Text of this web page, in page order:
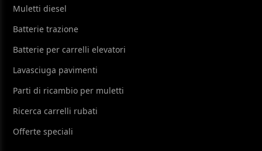
Muletti diesel
Batterie trazione
Batterie per carrelli elevatori
Lavasciuga pavimenti
Parti di ricambio per muletti
Ricerca carrelli rubati
Offerte speciali